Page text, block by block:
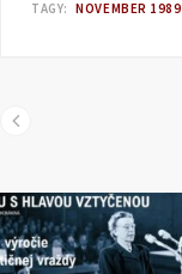
TAGY: NOVEMBER 1989